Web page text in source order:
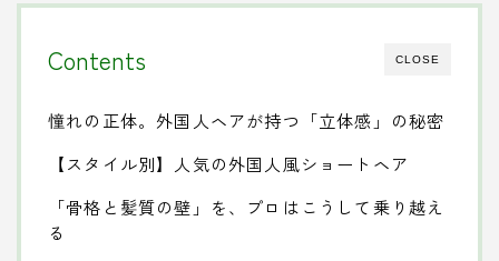
CLOSE
Contents
憧れの正体。外国人ヘアが持つ「立体感」の秘密
【スタイル別】人気の外国人風ショートヘア
「骨格と髪質の壁」を、プロはこうして乗り越え
る